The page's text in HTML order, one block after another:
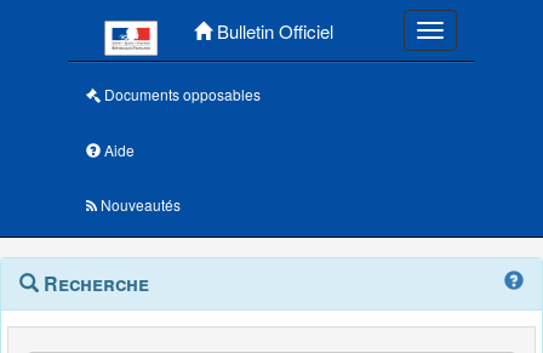
Bulletin Officiel Toggle
Documents opposables
Aide
Nouveautés
Navigation
outils
Menu
contextuel
Recherche